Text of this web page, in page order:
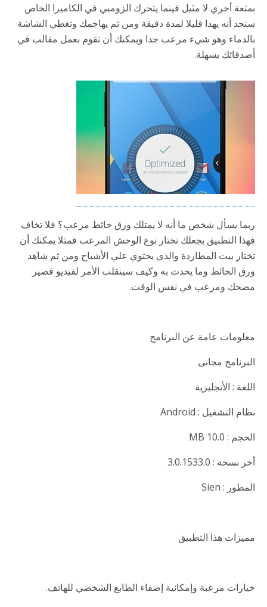
بمتعة أخري لا مثيل فينما يتحرك الزومبي في الكاميرا الخاص
سنجد أنه يهدا قليلا لمدة دقيقة ومن ثم يهاجمك وتغطي الشاشة
بالدماء وهو شيء مرعب جدا ويمكنك أن تقوم بعمل مقالب في
أصدقائك بسهلة.
ربما يسأل شخص ما أنه لا يمتلك ورق حائط مرعب؟ فلا تخاف
فهذا التطبيق يجعلك تختار نوع الوحش المرعب فمثلا يمكنك أن
تختار بيت المطاردة والذي يحتوي علي الأشباح ومن ثم شاهد
ورق الحائط وما يحدث به وكيف سينقلب الأمر لفيديو قصير
مضحك ومرعب في نفس الوقت.
معلومات عامة عن البرنامج
البرنامج مجانى
اللغة : الأنجليزية
نظام التشغيل : Android
الحجم : 10.0 MB
أخر نسخة : 3.0.1533.0
المطور : Sien
مميزات هذا التطبيق
خيارات مرعبة وإمكانية إضفاء الطابع الشخصي للهاتف.